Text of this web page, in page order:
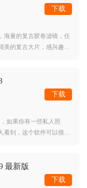
海量的复古胶卷滤镜，任
美的复古大片，感兴趣的
下载
如果你有一些私人照
看到，这个软件可以很好
下载
最新版
下载